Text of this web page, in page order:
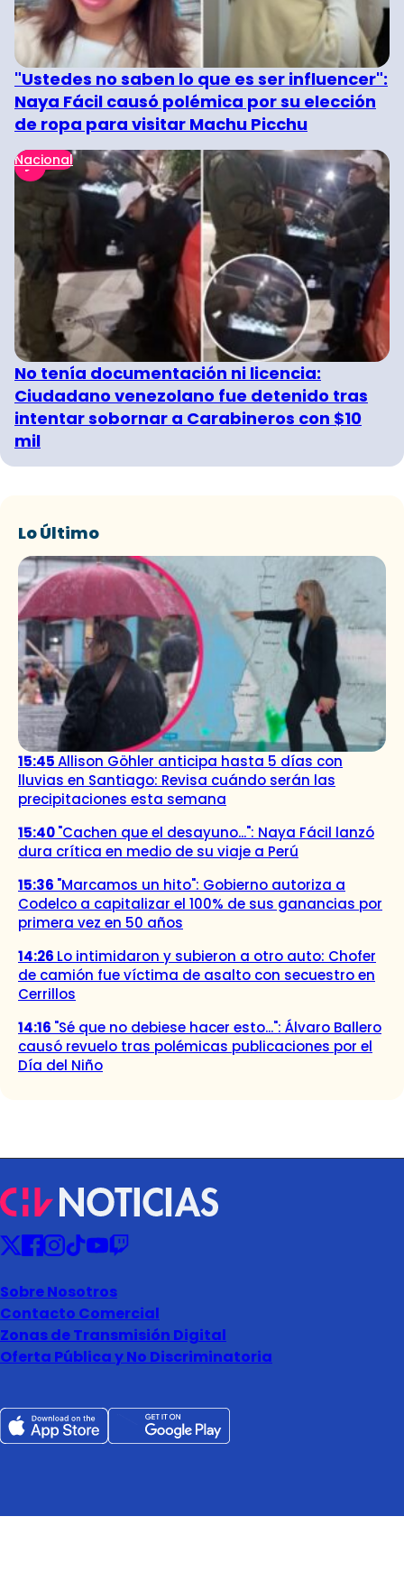
"Ustedes no saben lo que es ser influencer":
Naya Fácil causó polémica por su elección
de ropa para visitar Machu Picchu
Nacional
No tenía documentación ni licencia:
Ciudadano venezolano fue detenido tras
intentar sobornar a Carabineros con $10
mil
Lo Último
15:45Allison Göhler anticipa hasta 5 días con
lluvias en Santiago: Revisa cuándo serán las
precipitaciones esta semana
15:40"Cachen que el desayuno...": Naya Fácil lanzó
dura crítica en medio de su viaje a Perú
15:36 "Marcamos un hito": Gobierno autoriza a
Codelco a capitalizar el 100% de sus ganancias por
primera vez en 50 años
14:26 Lo intimidaron y subieron a otro auto: Chofer
de camión fue víctima de asalto con secuestro en
Cerrillos
14:16 "Sé que no debiese hacer esto...": Álvaro Ballero
causó revuelo tras polémicas publicaciones por el
Día del Niño
Sobre Nosotros
Contacto Comercial
Zonas de Transmisión Digital
Oferta Pública y No Discriminatoria